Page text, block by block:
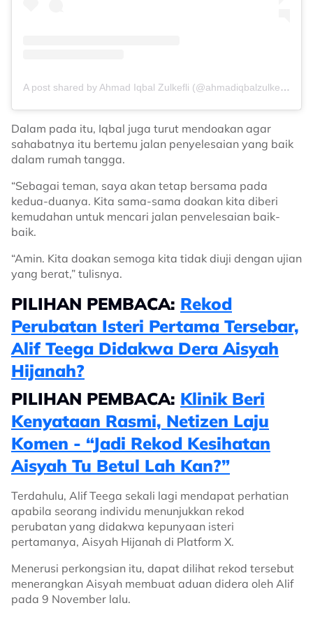
A post shared by Ahmad Iqbal Zulkefli (@ahmadiqbalzulkefli)
Dalam pada itu, Iqbal juga turut mendoakan agar
sahabatnya itu bertemu jalan penyelesaian yang baik
dalam rumah tangga.
“Sebagai teman, saya akan tetap bersama pada
kedua-duanya. Kita sama-sama doakan kita diberi
kemudahan untuk mencari jalan penvelesaian baik-
baik.
“Amin. Kita doakan semoga kita tidak diuji dengan ujian
yang berat,” tulisnya.
PILIHAN PEMBACA: Rekod
Perubatan Isteri Pertama Tersebar,
Alif Teega Didakwa Dera Aisyah
Hijanah?
PILIHAN PEMBACA: Klinik Beri
Kenyataan Rasmi, Netizen Laju
Komen - “Jadi Rekod Kesihatan
Aisyah Tu Betul Lah Kan?”
Terdahulu, Alif Teega sekali lagi mendapat perhatian
apabila seorang individu menunjukkan rekod
perubatan yang didakwa kepunyaan isteri
pertamanya, Aisyah Hijanah di Platform X.
Menerusi perkongsian itu, dapat dilihat rekod tersebut
menerangkan Aisyah membuat aduan didera oleh Alif
pada 9 November lalu.